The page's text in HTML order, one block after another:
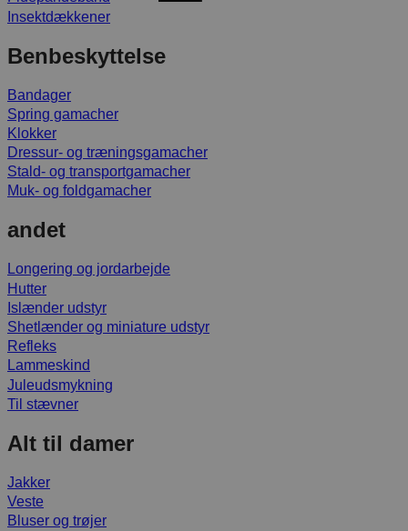
Insektdækkener
Benbeskyttelse
Bandager
Spring gamacher
Klokker
Dressur- og træningsgamacher
Stald- og transportgamacher
Muk- og foldgamacher
andet
Longering og jordarbejde
Hutter
Islænder udstyr
Shetlænder og miniature udstyr
Refleks
Lammeskind
Juleudsmykning
Til stævner
Alt til damer
Jakker
Veste
Bluser og trøjer